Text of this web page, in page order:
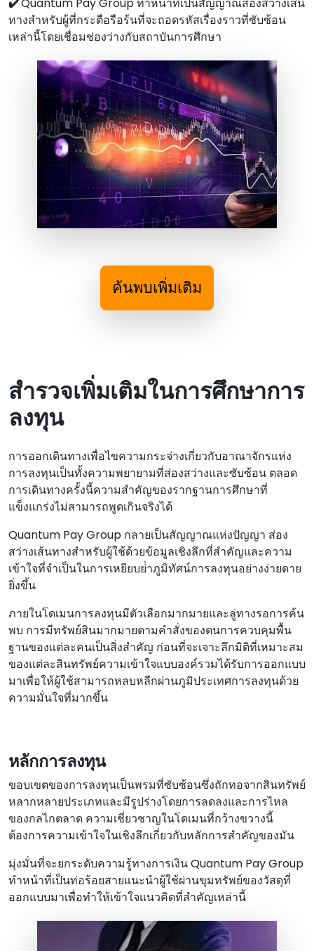
✔️Quantum Pay Group ทําหน้าที่เป็นสัญญาณส่องสว่างเส้น
ทางสําหรับผู้ที่กระตือรือร้นที่จะถอดรหัสเรื่องราวที่ซับซ้อน
เหล่านี้โดยเชื่อมช่องว่างกับสถาบันการศึกษา
ค้นพบเพิ่มเติม
สํารวจเพิ่มเติมในการศึกษาการ
ลงทุน
การออกเดินทางเพื่อไขความกระจ่างเกี่ยวกับอาณาจักรแห่ง
การลงทุนเป็นทั้งความพยายามที่ส่องสว่างและซับซ้อน ตลอด
การเดินทางครั้งนี้ความสําคัญของรากฐานการศึกษาที่
แข็งแกร่งไม่สามารถพูดเกินจริงได้
Quantum Pay Group กลายเป็นสัญญาณแห่งปัญญา ส่อง
สว่างเส้นทางสําหรับผู้ใช้ด้วยข้อมูลเชิงลึกที่สําคัญและความ
เข้าใจที่จําเป็นในการเหยียบย่ําภูมิทัศน์การลงทุนอย่างง่ายดาย
ยิ่งขึ้น
ภายในโดเมนการลงทุนมีตัวเลือกมากมายและลู่ทางรอการค้น
พบ การมีทรัพย์สินมากมายตามคําสั่งของตนการควบคุมพื้น
ฐานของแต่ละคนเป็นสิ่งสําคัญ ก่อนที่จะเจาะลึกมิติที่เหมาะสม
ของแต่ละสินทรัพย์ความเข้าใจแบบองค์รวมได้รับการออกแบบ
มาเพื่อให้ผู้ใช้สามารถหลบหลีกผ่านภูมิประเทศการลงทุนด้วย
ความมั่นใจที่มากขึ้น
หลักการลงทุน
ขอบเขตของการลงทุนเป็นพรมที่ซับซ้อนซึ่งถักทอจากสินทรัพย์
หลากหลายประเภทและมีรูปร่างโดยการลดลงและการไหล
ของกลไกตลาด ความเชี่ยวชาญในโดเมนที่กว้างขวางนี้
ต้องการความเข้าใจในเชิงลึกเกี่ยวกับหลักการสําคัญของมัน
มุ่งมั่นที่จะยกระดับความรู้ทางการเงิน Quantum Pay Group
ทําหน้าที่เป็นท่อร้อยสายแนะนําผู้ใช้ผ่านขุมทรัพย์ของวัสดุที่
ออกแบบมาเพื่อทําให้เข้าใจแนวคิดที่สําคัญเหล่านี้